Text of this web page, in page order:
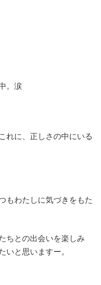
。涙
れに、正しさの中にいる
もわたしに気づきをもた
ちとの出会いを楽しみ
いと思いますー。